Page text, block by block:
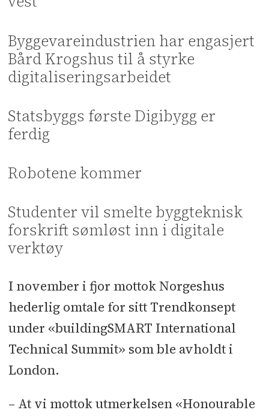
Byggevareindustrien har engasjert
Bård Krogshus til å styrke
digitaliseringsarbeidet
Statsbyggs første Digibygg er
ferdig
Robotene kommer
Studenter vil smelte byggteknisk
forskrift sømløst inn i digitale
verktøy
I november i fjor mottok Norgeshus
hederlig omtale for sitt Trendkonsept
under «buildingSMART International
Technical Summit» som ble avholdt i
London.
– At vi mottok utmerkelsen «Honourable